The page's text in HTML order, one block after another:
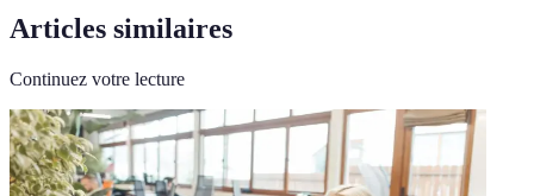
Articles similaires
Continuez votre lecture